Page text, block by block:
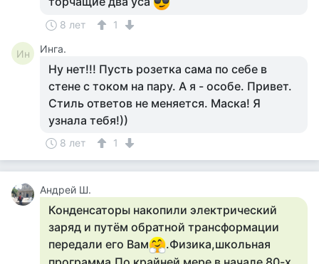
8 лет 1
Ин Инга.
Ну нет!!! Пусть розетка сама по себе в
стене с током на пару. А я - особе. Привет.
Стиль ответов не меняется. Маска! Я
узнала тебя!))
8 лет 1
Андрей Ш.
Конденсаторы накопили электрический
заряд и путём обратной трансформации
передали его Вам
.Физика,школьная